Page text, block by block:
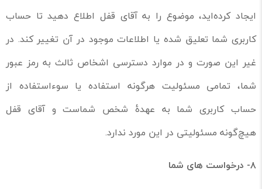
ایجاد کرده‌اید، موضوع را به آقای قفل اطلاع دهید تا حساب
کاربری شما تعلیق شده یا اطلاعات موجود در آن تغییر کند. در
غیر این صورت و در موارد دسترسی اشخاص ثالث به رمز عبور
شما، تمامی مسئولیت هرگونه استفاده یا سوءاستفاده از
حساب کاربری شما به عهدۀ شخص شماست و آقای قفل
هیچ‌گونه مسئولیتی در این مورد ندارد.
۸- درخواست های شما